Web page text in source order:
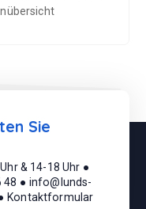
Sie
& 14-18 Uhr ●
48 ● info@lunds-
Kontaktformular